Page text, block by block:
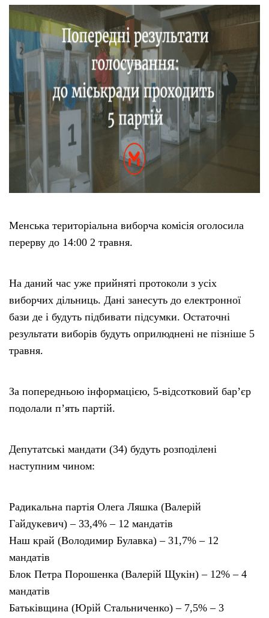
Менська територіальна виборча комісія оголосила
перерву до 14:00 2 травня.
На даний час уже прийняті протоколи з усіх
виборчих дільниць. Дані занесуть до електронної
бази де і будуть підбивати підсумки. Остаточні
результати виборів будуть оприлюднені не пізніше 5
травня.
За попередньою інформацією, 5-відсотковий бар’єр
подолали п’ять партій.
Депутатські мандати (34) будуть розподілені
наступним чином:
Радикальна партія Олега Ляшка (Валерій
Гайдукевич) – 33,4% – 12 мандатів
Наш край (Володимир Булавка) – 31,7% – 12
мандатів
Блок Петра Порошенка (Валерій Щукін) – 12% – 4
мандатів
Батьківщина (Юрій Стальниченко) – 7,5% – 3